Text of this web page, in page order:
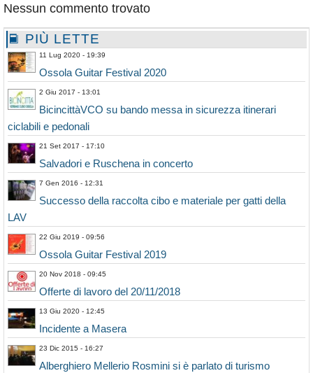
Nessun commento trovato
PIÙ LETTE
11 Lug 2020 - 19:39
Ossola Guitar Festival 2020
2 Giu 2017 - 13:01
BicincittàVCO su bando messa in sicurezza itinerari
ciclabili e pedonali
21 Set 2017 - 17:10
Salvadori e Ruschena in concerto
7 Gen 2016 - 12:31
Successo della raccolta cibo e materiale per gatti della
LAV
22 Giu 2019 - 09:56
Ossola Guitar Festival 2019
20 Nov 2018 - 09:45
Offerte di lavoro del 20/11/2018
13 Giu 2020 - 12:45
Incidente a Masera
23 Dic 2015 - 16:27
Alberghiero Mellerio Rosmini si è parlato di turismo